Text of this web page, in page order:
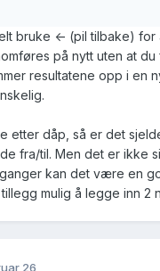
bruke <- (pil tilbake)
på nytt uten at
resultatene opp i en
etter dåp, så er det
fra/til. Men det er ikke
kan det være en
mulig å legge inn 2
26